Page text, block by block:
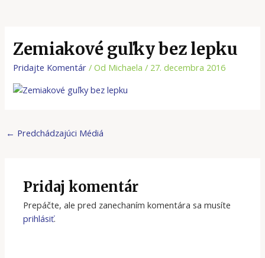
Zemiakové guľky bez lepku
Pridajte Komentár / Od Michaela/ 27. decembra 2016
← Predchádzajúci Médiá
Pridaj komentár
Prepáčte, ale pred zanechaním komentára sa musíte
prihlásiť.